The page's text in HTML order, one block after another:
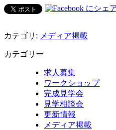
カテゴリ: メディア掲載
カテゴリー
求人募集
ワークショップ
完成見学会
見学相談会
更新情報
メディア掲載